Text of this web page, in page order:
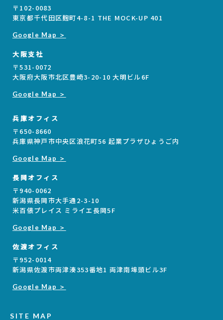
〒102-0083
東京都千代田区麹町4-8-1 THE MOCK-UP 401
Google Map ＞
大阪支社
〒531-0072
大阪府大阪市北区豊崎3-20-10 大明ビル6F
Google Map ＞
兵庫オフィス
〒650-8660
兵庫県神戸市中央区浪花町56 起業プラザひょうご内
Google Map ＞
長岡オフィス
〒940-0062
新潟県長岡市大手通2-3-10
米百俵プレイス ミライエ長岡5F
Google Map ＞
佐渡オフィス
〒952-0014
新潟県佐渡市両津湊353番地1 両津南埠頭ビル3F
Google Map ＞
SITE MAP